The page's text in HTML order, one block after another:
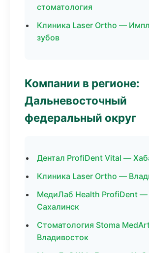
стоматология
Клиника Laser Ortho —
зубов
Компании в регионе:
Дальневосточный
федеральный округ
Дентал ProfiDent Vital —
Клиника Laser Ortho —
МедиЛаб Health ProfiDent
Сахалинск
Стоматология Stoma
Владивосток